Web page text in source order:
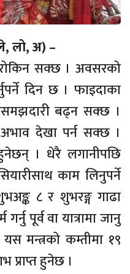
लो, अ) –
सक्छ । अवसरको
दिन छ । फाइदाका
बढ्न सक्छ ।
देखा पर्न सक्छ ।
। धेरै लगानीपछि
काम लिनुपर्ने
८ र शुभरङ्ग गाढा
पूर्व वा यात्रामा जानु
कम्तीमा १९
प्राप्त हुनेछ ।